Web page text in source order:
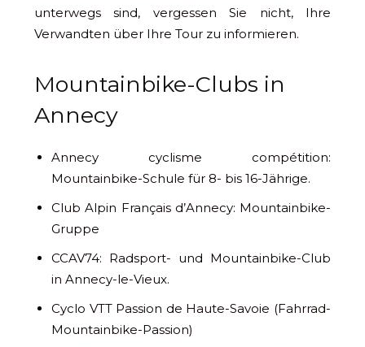
unterwegs sind, vergessen Sie nicht, Ihre
Verwandten über Ihre Tour zu informieren.
Mountainbike-Clubs in
Annecy
Annecy cyclisme compétition:
Mountainbike-Schule für 8- bis 16-Jährige.
Club Alpin Français d’Annecy: Mountainbike-
Gruppe
CCAV74: Radsport- und Mountainbike-Club
in Annecy-le-Vieux.
Cyclo VTT Passion de Haute-Savoie (Fahrrad-
Mountainbike-Passion)